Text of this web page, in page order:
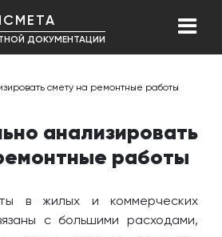
ДОКУМЕНТАЦИИ
смету на ремонтные работы
анализировать
работы
в жилых и коммерческих
с большими расходами,